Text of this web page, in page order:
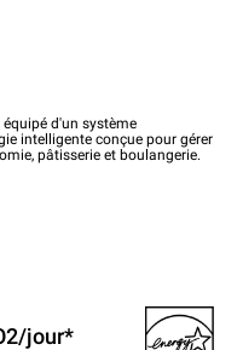
d'un système
intelligente conçue pour gérer
pâtisserie et boulangerie.
jour*